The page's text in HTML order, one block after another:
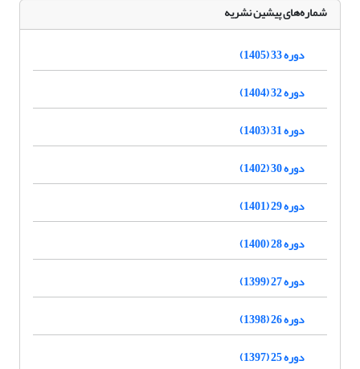
شماره‌های پیشین نشریه
دوره 33 (1405)
دوره 32 (1404)
دوره 31 (1403)
دوره 30 (1402)
دوره 29 (1401)
دوره 28 (1400)
دوره 27 (1399)
دوره 26 (1398)
دوره 25 (1397)